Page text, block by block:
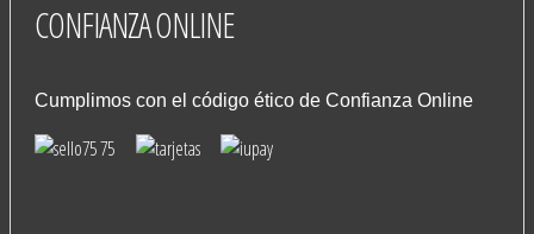
CONFIANZAONLINE
Cumplimos con el código ético de Confianza Online